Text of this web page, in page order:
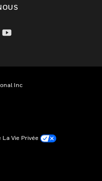
Inc
Vie Privée